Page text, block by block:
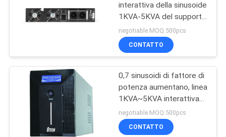
PRIVACY
modulare
UPS in linea a bassa
frequenza
36
interattiva della sinusoide
1KVA-5KVA del supporto
del rango di UPS
negotiable MOQ:500pcs
CONTATTO
0,7 sinusoidi di fattore di
potenza aumentano, linea
1KVA~5KVA interattiva
aumentano il tipo della
torre
negotiable MOQ:500pcs
CONTATTO